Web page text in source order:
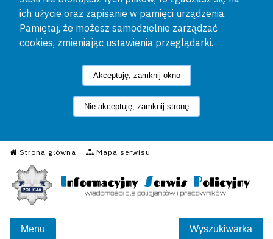
ich użycie oraz zapisanie w pamięci urządzenia.
Pamiętaj, że możesz samodzielnie zarządzać
cookies, zmieniając ustawienia przeglądarki.
Akceptuję, zamknij okno
Nie akceptuję, zamknij stronę
Strona główna Mapa serwisu
Informacyjny Serwis
Menu Wyszukiwarka